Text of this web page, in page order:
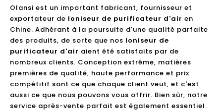
Olansi est un important fabricant, fournisseur et
exportateur de Ioniseur de purificateur d'air en
Chine. Adhérant à la poursuite d'une qualité parfaite
des produits, de sorte que nos Ioniseur de
purificateur d'air aient été satisfaits par de
nombreux clients. Conception extrême, matières
premières de qualité, haute performance et prix
compétitif sont ce que chaque client veut, et c'est
aussi ce que nous pouvons vous offrir. Bien sûr, notre
service après-vente parfait est également essentiel.